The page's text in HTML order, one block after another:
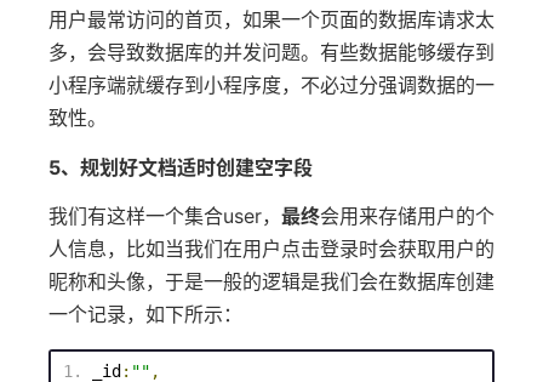
用户最常访问的首页，如果一个页面的数据库请求太
多，会导致数据库的并发问题。有些数据能够缓存到
小程序端就缓存到小程序度，不必过分强调数据的一
致性。
5、规划好文档适时创建空字段
我们有这样一个集合user， 最终会用来存储用户的个
人信息，比如当我们在用户点击登录时会获取用户的
昵称和头像，于是一般的逻辑是我们会在数据库创建
一个记录，如下所示：
_id : "" ,